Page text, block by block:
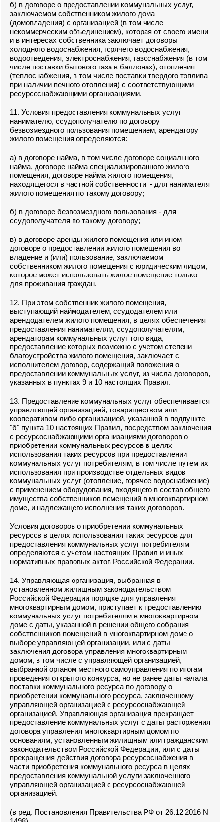
б) в договоре о предоставлении коммунальных услуг,
заключаемом собственником жилого дома
(домовладения) с организацией (в том числе
некоммерческим объединением), которая от своего имени
и в интересах собственника заключает договоры
холодного водоснабжения, горячего водоснабжения,
водоотведения, электроснабжения, газоснабжения (в том
числе поставки бытового газа в баллонах), отопления
(теплоснабжения, в том числе поставки твердого топлива
при наличии печного отопления) с соответствующими
ресурсоснабжающими организациями.
11. Условия предоставления коммунальных услуг
нанимателю, ссудополучателю по договору
безвозмездного пользования помещением, арендатору
жилого помещения определяются:
а) в договоре найма, в том числе договоре социального
найма, договоре найма специализированного жилого
помещения, договоре найма жилого помещения,
находящегося в частной собственности, - для нанимателя
жилого помещения по такому договору;
б) в договоре безвозмездного пользования - для
ссудополучателя по такому договору;
в) в договоре аренды жилого помещения или ином
договоре о предоставлении жилого помещения во
владение и (или) пользование, заключаемом
собственником жилого помещения с юридическим лицом,
которое может использовать жилое помещение только
для проживания граждан.
12. При этом собственник жилого помещения,
выступающий наймодателем, ссудодателем или
арендодателем жилого помещения, в целях обеспечения
предоставления нанимателям, ссудополучателям,
арендаторам коммунальных услуг того вида,
предоставление которых возможно с учетом степени
благоустройства жилого помещения, заключает с
исполнителем договор, содержащий положения о
предоставлении коммунальных услуг, из числа договоров,
указанных в пунктах 9 и 10 настоящих Правил.
13. Предоставление коммунальных услуг обеспечивается
управляющей организацией, товариществом или
кооперативом либо организацией, указанной в подпункте
"б" пункта 10 настоящих Правил, посредством заключения
с ресурсоснабжающими организациями договоров о
приобретении коммунальных ресурсов в целях
использования таких ресурсов при предоставлении
коммунальных услуг потребителям, в том числе путем их
использования при производстве отдельных видов
коммунальных услуг (отопление, горячее водоснабжение)
с применением оборудования, входящего в состав общего
имущества собственников помещений в многоквартирном
доме, и надлежащего исполнения таких договоров.
Условия договоров о приобретении коммунальных
ресурсов в целях использования таких ресурсов для
предоставления коммунальных услуг потребителям
определяются с учетом настоящих Правил и иных
нормативных правовых актов Российской Федерации.
14. Управляющая организация, выбранная в
установленном жилищным законодательством
Российской Федерации порядке для управления
многоквартирным домом, приступает к предоставлению
коммунальных услуг потребителям в многоквартирном
доме с даты, указанной в решении общего собрания
собственников помещений в многоквартирном доме о
выборе управляющей организации, или с даты
заключения договора управления многоквартирным
домом, в том числе с управляющей организацией,
выбранной органом местного самоуправления по итогам
проведения открытого конкурса, но не ранее даты начала
поставки коммунального ресурса по договору о
приобретении коммунального ресурса, заключенному
управляющей организацией с ресурсоснабжающей
организацией. Управляющая организация прекращает
предоставление коммунальных услуг с даты расторжения
договора управления многоквартирным домом по
основаниям, установленным жилищным или гражданским
законодательством Российской Федерации, или с даты
прекращения действия договора ресурсоснабжения в
части приобретения коммунального ресурса в целях
предоставления коммунальной услуги заключенного
управляющей организацией с ресурсоснабжающей
организацией.
(в ред. Постановления Правительства РФ от 26.12.2016 N